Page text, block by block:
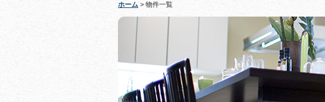
ホーム > 物件一覧